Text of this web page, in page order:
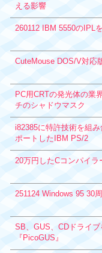
える影響
260112 IBM 5550のIPL
CuteMouse DOS/V対応
PC用CRTの発光体の業
チのシャドウマスク
i82385に特許技術を組
ポートしたIBM PS/2
20万円したCコンパイラ
251124 Windows 95 30
SB、GUS、CDドライ
『PicoGUS』